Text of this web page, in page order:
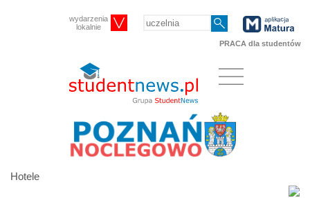
wydarzenia
lokalnie
PRACA dla studentów
Hotele